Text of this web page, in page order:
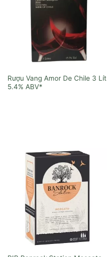
Rượu Vang Amor De Chile 3 Lít